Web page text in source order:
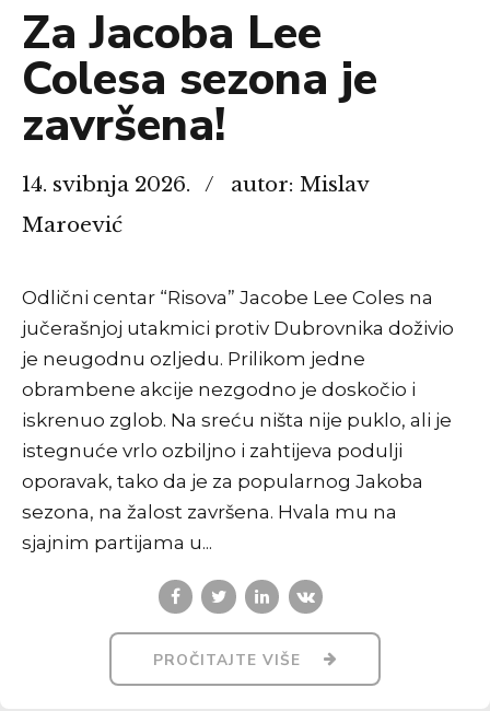
Za Jacoba Lee
Colesa sezona je
završena!
14. svibnja 2026.
autor: Mislav
Maroević
Odlični centar “Risova” Jacobe Lee Coles na
jučerašnjoj utakmici protiv Dubrovnika doživio
je neugodnu ozljedu. Prilikom jedne
obrambene akcije nezgodno je doskočio i
iskrenuo zglob. Na sreću ništa nije puklo, ali je
istegnuće vrlo ozbiljno i zahtijeva podulji
oporavak, tako da je za popularnog Jakoba
sezona, na žalost završena. Hvala mu na
sjajnim partijama u...
PROČITAJTE VIŠE